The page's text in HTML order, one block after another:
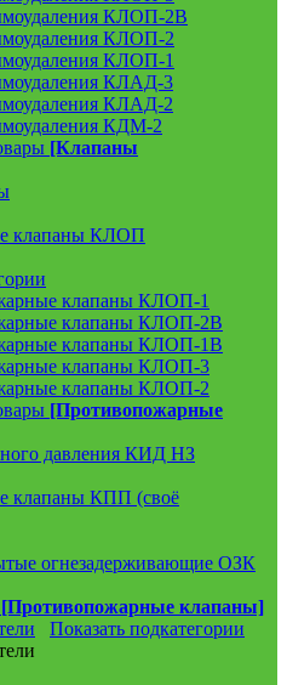
КЛОП-2В
КЛОП-2
КЛОП-1
КЛАД-3
КЛАД-2
КДМ-2
[Клапаны
клапаны КЛОП
клапаны КЛОП-1
клапаны КЛОП-2В
клапаны КЛОП-1В
клапаны КЛОП-3
клапаны КЛОП-2
[Противопожарные
давления КИД НЗ
клапаны КПП (своё
огнезадерживающие ОЗК
[Противопожарные клапаны]
Показать подкатегории